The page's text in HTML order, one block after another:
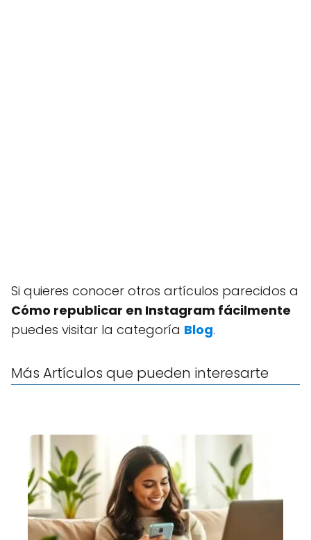
Si quieres conocer otros artículos parecidos a
Cómo republicar en Instagram fácilmente
puedes visitar la categoría Blog.
Más Artículos que pueden interesarte